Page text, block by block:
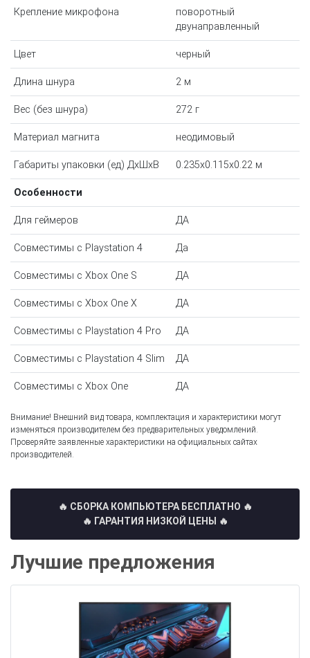
Крепление микрофона
поворотный
двунаправленный
Цвет черный
Длина шнура 2 м
Вес (без шнура) 272 г
Материал магнита неодимовый
Габариты упаковки (ед) ДхШхВ 0.235x0.115x0.22 м
Особенности
Для геймеров ДА
Совместимы с Playstation 4 Да
Совместимы с Xbox One S ДА
Совместимы с Xbox One X ДА
Совместимы с Playstation 4 Pro ДА
Совместимы с Playstation 4 Slim ДА
Совместимы с Xbox One ДА
Внимание! Внешний вид товара, комплектация и характеристики могут
изменяться производителем без предварительных уведомлений.
Проверяйте заявленные характеристики на официальных сайтах
производителей.
🔥 СБОРКА КОМПЬЮТЕРА БЕСПЛАТНО 🔥
🔥 ГАРАНТИЯ НИЗКОЙ ЦЕНЫ 🔥
Лучшие предложения